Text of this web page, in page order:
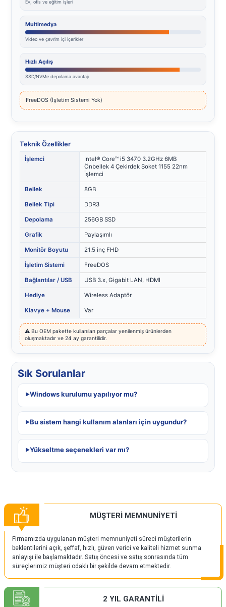
Ev, ofis ve eğitim işleri
Multimedya
Video ve çevrim içi içerikler
Hızlı Açılış
SSD/NVMe depolama avantajı
FreeDOS (İşletim Sistemi Yok)
Teknik Özellikler
İşlemci
Intel® Core™ i5 3470 3.2GHz 6MB
Önbellek 4 Çekirdek Soket 1155 22nm
İşlemci
Bellek 8GB
Bellek Tipi DDR3
Depolama 256GB SSD
Grafik Paylaşımlı
Monitör Boyutu 21.5 inç FHD
İşletim Sistemi FreeDOS
Bağlantılar / USB USB 3.x, Gigabit LAN, HDMI
Hediye Wireless Adaptör
Klavye + Mouse Var
⚠️ Bu OEM pakette kullanılan parçalar yenilenmiş ürünlerden
oluşmaktadır ve 24 ay garantilidir.
Sık Sorulanlar
Windows kurulumu yapılıyor mu?
Bu sistem hangi kullanım alanları için uygundur?
Yükseltme seçenekleri var mı?
MÜŞTERİ MEMNUNİYETİ
Firmamızda uygulanan müşteri memnuniyeti süreci müşterilerin
beklentilerini açık, şeffaf, hızlı, güven verici ve kaliteli hizmet sunma
anlayışı ile başlamaktadır. Satış öncesi ve satış sonrasında tüm
süreçlerimiz müşteri odaklı bir şekilde devam etmektedir.
2 YIL GARANTİLİ